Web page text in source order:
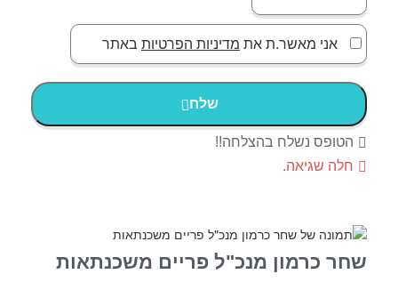
אני מאשר.ת את מדיניות הפרטיות באתר
שלח
הטופס נשלח בהצלחה!!
חלה שגיאה.
שחר כרמון מנכ"ל פריים משכנתאות